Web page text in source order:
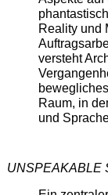
Reality und
versteht
Raum, in
und
UNSPEAKABLE